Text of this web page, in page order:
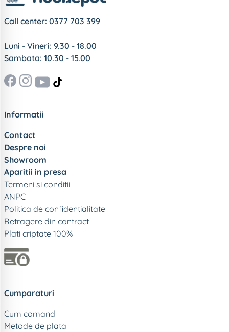
Call center: 0377 703 399
Luni - Vineri: 9.30 - 18.00
Sambata: 10.30 - 15.00
Informatii
Contact
Despre noi
Showroom
Aparitii in presa
Termeni si conditii
ANPC
Politica de confidentialitate
Retragere din contract
Plati criptate 100%
Cumparaturi
Cum comand
Metode de plata